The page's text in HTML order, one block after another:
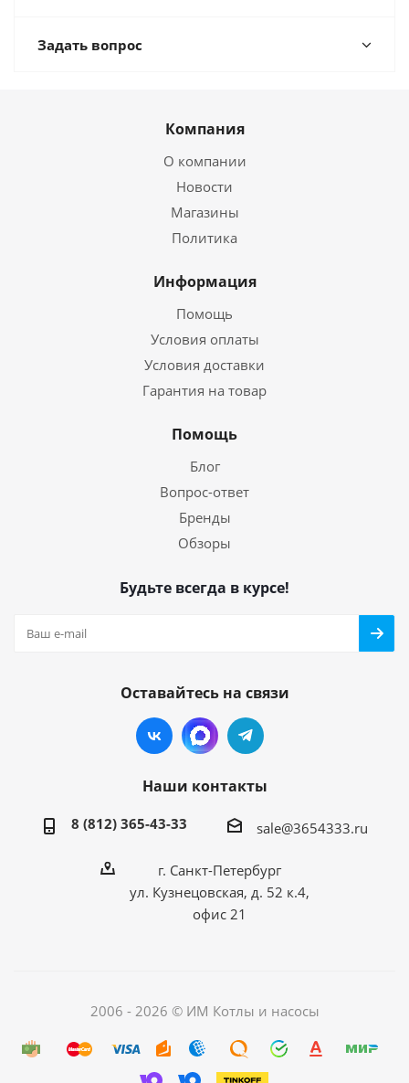
Задать вопрос
Компания
О компании
Новости
Магазины
Политика
Информация
Помощь
Условия оплаты
Условия доставки
Гарантия на товар
Помощь
Блог
Вопрос-ответ
Бренды
Обзоры
Будьте всегда в курсе!
Оставайтесь на связи
Наши контакты
8 (812) 365-43-33 sale@3654333.ru
г. Санкт-Петербург
ул. Кузнецовская, д. 52 к.4,
офис 21
2006 - 2026 © ИМ Котлы и насосы